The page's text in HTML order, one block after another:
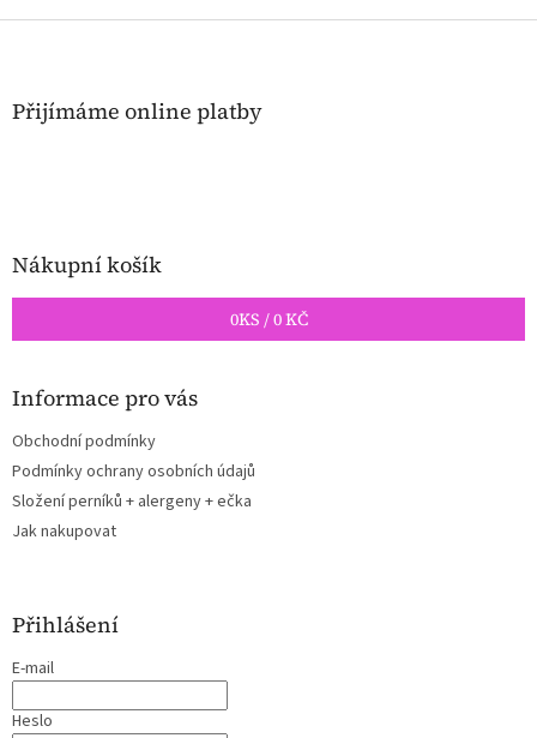
Z
Přijímáme online platby
Nákupní košík
0KS /0 KČ
Informace pro vás
Obchodní podmínky
Podmínky ochrany osobních údajů
Složení perníků + alergeny + ečka
Jak nakupovat
Přihlášení
E-mail
Heslo